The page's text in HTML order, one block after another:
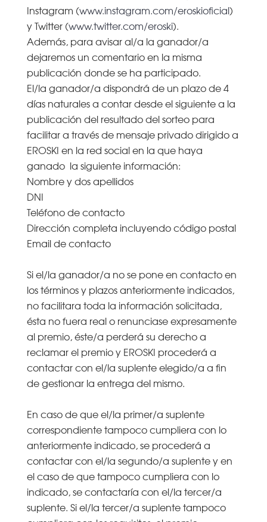
Instagram (www.instagram.com/eroskioficial)
y Twitter (www.twitter.com/eroski).
Además, para avisar al/a la ganador/a
dejaremos un comentario en la misma
publicación donde se ha participado.
El/la ganador/a dispondrá de un plazo de 4
días naturales a contar desde el siguiente a la
publicación del resultado del sorteo para
facilitar a través de mensaje privado dirigido a
EROSKI en la red social en la que haya
ganado la siguiente información:
Nombre y dos apellidos
DNI
Teléfono de contacto
Dirección completa incluyendo código postal
Email de contacto
Si el/la ganador/a no se pone en contacto en
los términos y plazos anteriormente indicados,
no facilitara toda la información solicitada,
ésta no fuera real o renunciase expresamente
al premio, éste/a perderá su derecho a
reclamar el premio y EROSKI procederá a
contactar con el/la suplente elegido/a a fin
de gestionar la entrega del mismo.
En caso de que el/la primer/a suplente
correspondiente tampoco cumpliera con lo
anteriormente indicado, se procederá a
contactar con el/la segundo/a suplente y en
el caso de que tampoco cumpliera con lo
indicado, se contactaría con el/la tercer/a
suplente. Si el/la tercer/a suplente tampoco